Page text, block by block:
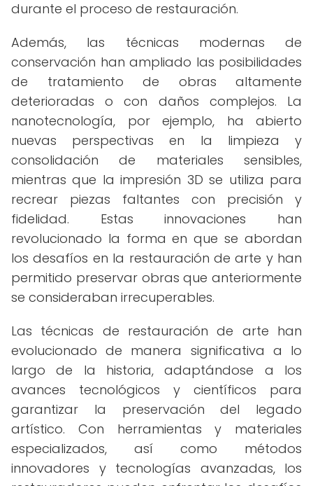
durante el proceso de restauración.
Además, las técnicas modernas de
conservación han ampliado las posibilidades
de tratamiento de obras altamente
deterioradas o con daños complejos. La
nanotecnología, por ejemplo, ha abierto
nuevas perspectivas en la limpieza y
consolidación de materiales sensibles,
mientras que la impresión 3D se utiliza para
recrear piezas faltantes con precisión y
fidelidad. Estas innovaciones han
revolucionado la forma en que se abordan
los desafíos en la restauración de arte y han
permitido preservar obras que anteriormente
se consideraban irrecuperables.
Las técnicas de restauración de arte han
evolucionado de manera significativa a lo
largo de la historia, adaptándose a los
avances tecnológicos y científicos para
garantizar la preservación del legado
artístico. Con herramientas y materiales
especializados, así como métodos
innovadores y tecnologías avanzadas, los